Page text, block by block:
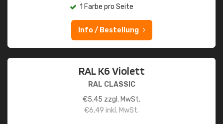
1 Farbe pro Seite
Info / Bestellung
RAL K6 Violett
RAL CLASSIC
€5,45 zzgl. MwSt.
€6,49 inkl. MwSt.